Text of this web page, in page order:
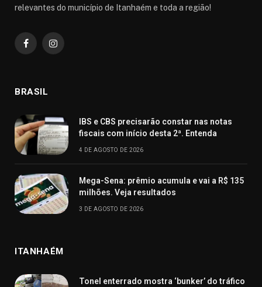
relevantes do município de Itanhaém e toda a região!
FacebookInstagram
BRASIL
IBS e CBS precisarão constar nas notas
fiscais com início desta 2ª. Entenda
4 DE AGOSTO DE 2026
Mega-Sena: prêmio acumula e vai a R$ 135
milhões. Veja resultados
3 DE AGOSTO DE 2026
ITANHAÉM
Tonel enterrado mostra ‘bunker’ do tráfico